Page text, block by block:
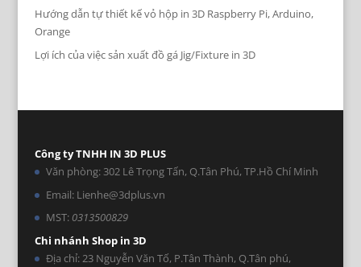
Hướng dẫn tự thiết kế vỏ hộp in 3D Raspberry Pi, Arduino,
Orange
Lợi ích của việc sản xuất đồ gá Jig/Fixture in 3D
Công ty TNHH IN 3D PLUS
Văn phòng: 302 Lê Trọng Tấn, Q.Tân Phú, TP.Hồ Chí Minh
Email: Lienhe@3dplus.vn
MST: 0313500829
Chi nhánh Shop in 3D
Địa chỉ: 23 Nguyễn Văn Tố, P.Tân Thành, Q.Tân phú,